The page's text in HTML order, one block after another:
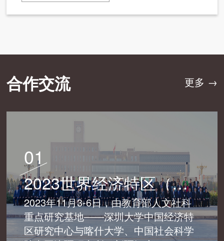
合作交流 更多 →
01
2023世界经济特区（喀什）发展论坛成功举办
2023年11月3-6日，由教育部人文社科
重点研究基地——深圳大学中国经济特
区研究中心与喀什大学、中国社会科学